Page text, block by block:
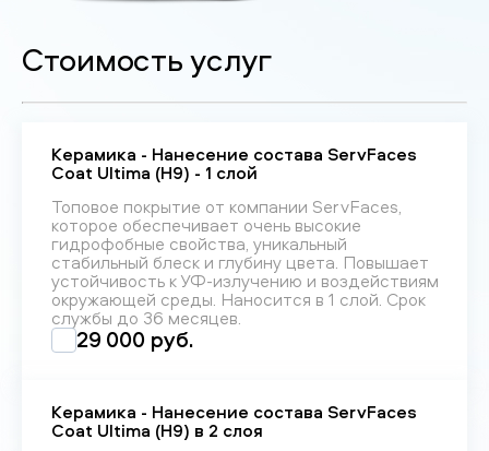
Стоимость услуг
Керамика - Нанесение состава ServFaces
Coat Ultima (H9) - 1 слой
Топовое покрытие от компании ServFaces,
которое обеспечивает очень высокие
гидрофобные свойства, уникальный
стабильный блеск и глубину цвета. Повышает
устойчивость к УФ-излучению и воздействиям
окружающей среды. Наносится в 1 слой. Срок
службы до 36 месяцев.
29 000 руб.
Керамика - Нанесение состава ServFaces
Coat Ultima (H9) в 2 слоя